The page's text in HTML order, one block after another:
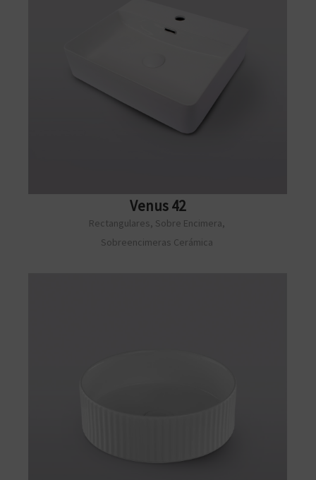
Venus 42
Rectangulares, Sobre Encimera,
Sobreencimeras Cerámica